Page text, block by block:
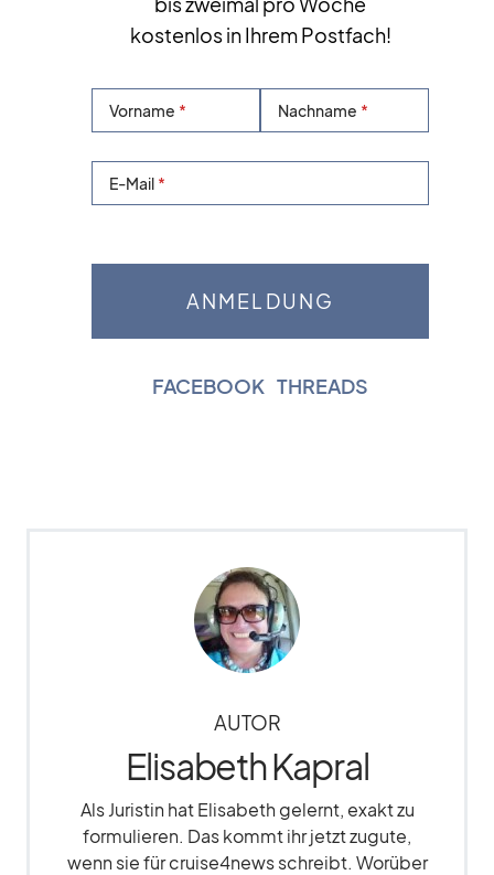
kostenlos in Ihrem Postfach!
Vorname Nachname
E-Mail
FACEBOOK THREADS
AUTOR
Elisabeth Kapral
Als Juristin hat Elisabeth gelernt, exakt zu
formulieren. Das kommt ihr jetzt zugute,
wenn sie für cruise4news schreibt. Worüber